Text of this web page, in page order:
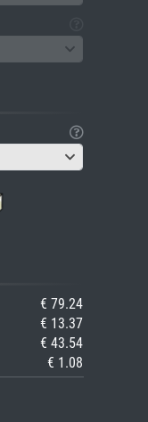
€ 79.24
€ 13.37
€ 43.54
€ 1.08